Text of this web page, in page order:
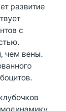
развитие
с
чем вены.